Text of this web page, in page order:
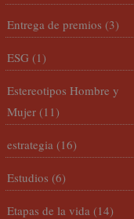
Entrega de premios (3)
ESG (1)
Estereotipos Hombre y
Mujer (11)
estrategia (16)
Estudios (6)
Etapas de la vida (14)